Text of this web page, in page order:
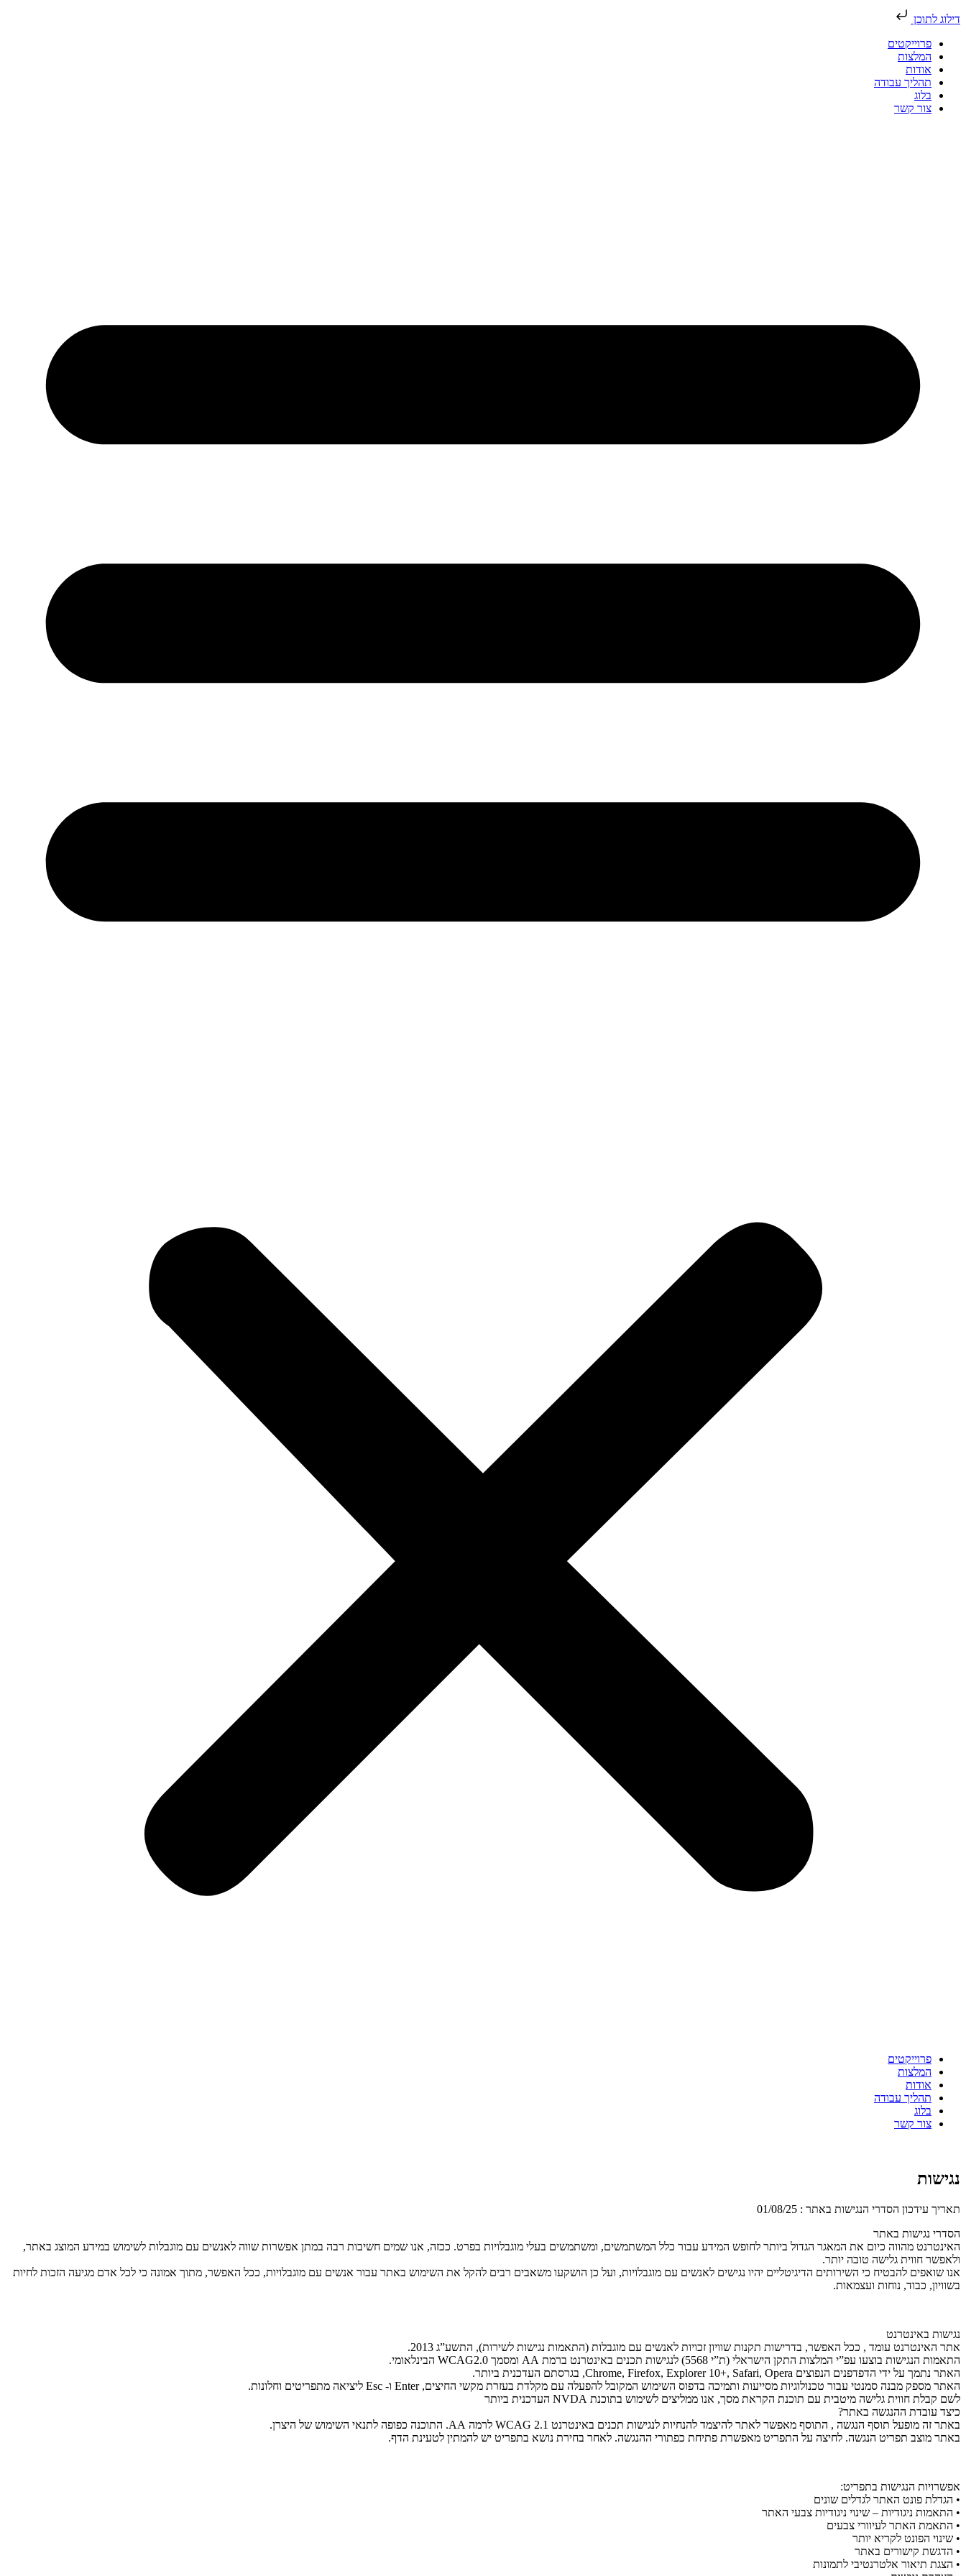
דילוג לתוכן
פרוייקטים
המלצות
אודות
תהליך עבודה
בלוג
צור קשר
פרוייקטים
המלצות
אודות
תהליך עבודה
בלוג
צור קשר
נגישות
תאריך עידכון הסדרי הנגישות באתר : 01/08/25
הסדרי נגישות באתר
האינטרנט מהווה כיום את המאגר הגדול ביותר לחופש המידע עבור כלל המשתמשים, ומשתמשים בעלי מוגבלויות בפרט. ככזה, אנו שמים חשיבות רבה במתן אפשרות שווה לאנשים עם מוגבלות לשימוש במידע המוצג באתר,
ולאפשר חווית גלישה טובה יותר.
אנו שואפים להבטיח כי השירותים הדיגיטליים יהיו נגישים לאנשים עם מוגבלויות, ועל כן הושקעו משאבים רבים להקל את השימוש באתר עבור אנשים עם מוגבלויות, ככל האפשר, מתוך אמונה כי לכל אדם מגיעה הזכות לחיות
בשוויון, כבוד, נוחות ועצמאות.
נגישות באינטרנט
אתר האינטרנט עומד , ככל האפשר, בדרישות תקנות שוויון זכויות לאנשים עם מוגבלות (התאמות נגישות לשירות), התשע”ג 2013.
התאמות הנגישות בוצעו עפ”י המלצות התקן הישראלי (ת”י 5568) לנגישות תכנים באינטרנט ברמת AA ומסמך WCAG2.0 הבינלאומי.
האתר נתמך על ידי הדפדפנים הנפוצים Chrome, Firefox, Explorer 10+, Safari, Opera, בגרסתם העדכנית ביותר.
האתר מספק מבנה סמנטי עבור טכנולוגיות מסייעות ותמיכה בדפוס השימוש המקובל להפעלה עם מקלדת בעזרת מקשי החיצים, Enter ו- Esc ליציאה מתפריטים וחלונות.
לשם קבלת חווית גלישה מיטבית עם תוכנת הקראת מסך, אנו ממליצים לשימוש בתוכנת NVDA העדכנית ביותר
כיצד עובדת ההנגשה באתר?
באתר זה מופעל תוסף הנגשה , התוסף מאפשר לאתר להיצמד להנחיות לנגישות תכנים באינטרנט WCAG 2.1 לרמה AA. התוכנה כפופה לתנאי השימוש של היצרן.
באתר מוצב תפריט הנגשה. לחיצה על התפריט מאפשרת פתיחת כפתורי ההנגשה. לאחר בחירת נושא בתפריט יש להמתין לטעינת הדף.
אפשרויות הנגישות בתפריט:
• הגדלת פונט האתר לגדלים שונים
• התאמות ניגודיות – שינוי ניגודיות צבעי האתר
• התאמת האתר לעיוורי צבעים
• שינוי הפונט לקריא יותר
• הדגשת קישורים באתר
• הצגת תיאור אלטרנטיבי לתמונות